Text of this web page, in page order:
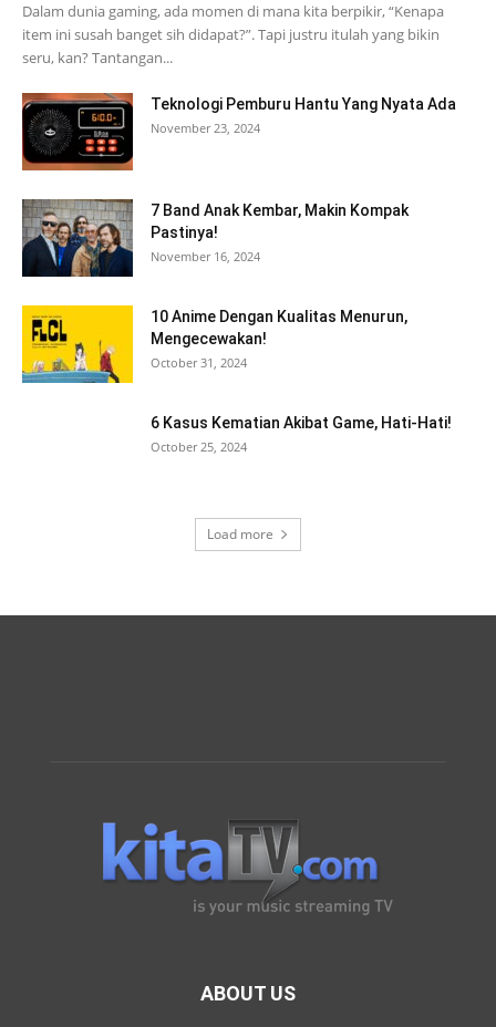
Dalam dunia gaming, ada momen di mana kita berpikir, “Kenapa
item ini susah banget sih didapat?”. Tapi justru itulah yang bikin
seru, kan? Tantangan...
Teknologi Pemburu Hantu Yang Nyata Ada
November 23, 2024
7 Band Anak Kembar, Makin Kompak
Pastinya!
November 16, 2024
10 Anime Dengan Kualitas Menurun,
Mengecewakan!
October 31, 2024
6 Kasus Kematian Akibat Game, Hati-Hati!
October 25, 2024
Load more
ABOUT US